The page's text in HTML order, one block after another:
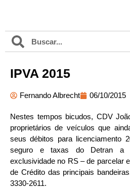
IPVA 2015
Fernando Albrecht 06/10/2015
Nestes tempos bicudos, CDV
proprietários de veículos que
seus débitos para licenciamento
seguro e taxas do Detran a
exclusividade no RS – de parcelar
de Crédito das principais
3330-2611.